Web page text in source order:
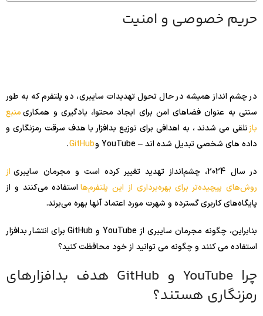
حریم خصوصی و امنیت
در چشم انداز همیشه در حال تحول تهدیدات سایبری، دو پلتفرم که به طور
سنتی به عنوان فضاهای امن برای ایجاد محتوا، یادگیری و همکاریمنبع
بازتلقی می شدند ، به اهدافی برای توزیع بدافزار با هدف سرقت رمزنگاری و
داده های شخصی تبدیل شده اند – YouTube و
GitHub
.
در سال 2024، چشم‌انداز تهدید تغییر کرده است و مجرمان سایبری
از
روش‌های پیچیده‌تر برای بهره‌برداری از این پلتفرم‌هااستفاده می‌کنند و از
پایگاه‌های کاربری گسترده و شهرت مورد اعتماد آنها بهره می‌برند.
بنابراین، چگونه مجرمان سایبری از YouTube و GitHub برای انتشار بدافزار
استفاده می کنند و چگونه می توانید از خود محافظت کنید؟
چرا YouTube و GitHub هدف بدافزارهای
رمزنگاری هستند؟